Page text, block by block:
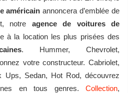
américain annoncera d’emblée de
notre agence de voitures de
à la location les plus prisées des
. Hummer, Chevrolet,
votre constructeur. Cabriolet,
Ups, Sedan, Hot Rod, découvrez
en tous genres. Collection,